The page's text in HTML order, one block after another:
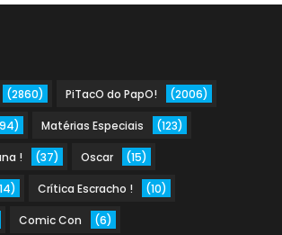
(2860) PiTacO do PapO! (2006)
Matérias Especiais (123)
! (37) Oscar (15)
Crítica Escracho ! (10)
Comic Con (6)